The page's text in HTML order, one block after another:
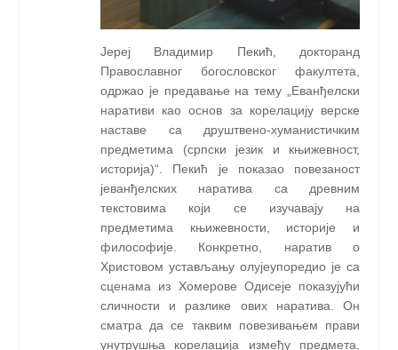
Јереј Владимир Пекић, докторанд
Православног богословског факултета,
одржао је предавање на тему „Еванђелски
наративи као основ за корелацију верске
наставе са друштвено-хуманистичким
предметима (српски језик и књижевност,
историја)“. Пекић је показао повезаност
јеванђелских наратива са древним
текстовима који се изучавају на
предметима књижевности, историје и
философије. Конкретно, наратив о
Христовом устављању олујеупоредио је са
сценама из Хомерове Одисеје показујући
сличности и разлике ових наратива. Он
сматра да се таквим повезивањем прави
унутрушња корелација између предмета,